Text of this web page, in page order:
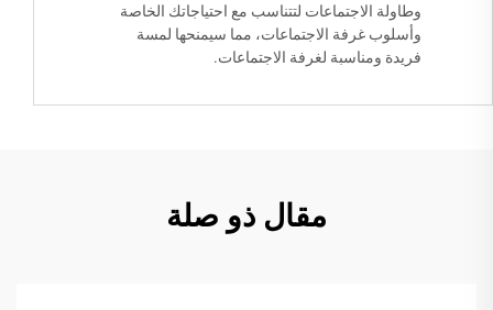
وطاولة الاجتماعات لتتناسب مع احتياجاتك الخاصة
وأسلوب غرفة الاجتماعات، مما سيمنحها لمسة
فريدة ومناسبة لغرفة الاجتماعات.
مقال ذو صلة